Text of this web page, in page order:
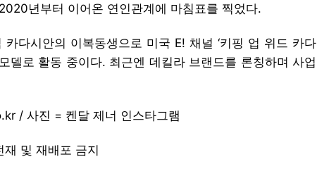
년부터 이어온 연인관계에 마침표를 찍었다.
다시안의 이복동생으로 미국 E! 채널 ‘키핑 업 위드 카다
델로 활동 중이다. 최근엔 데킬라 브랜드를 론칭하며 사업
/ 사진 = 켄달 제너 인스타그램
및 재배포 금지